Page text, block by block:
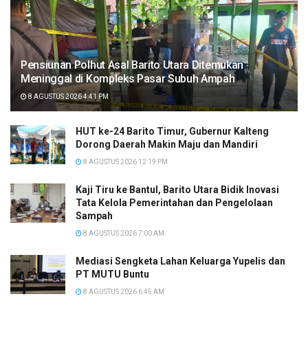
Pensiunan Polhut Asal Barito Utara Ditemukan
Meninggal di Kompleks Pasar Subuh Ampah
8 AGUSTUS 2026 4:41 PM
HUT ke-24 Barito Timur, Gubernur Kalteng
Dorong Daerah Makin Maju dan Mandiri
8 AGUSTUS 2026 12:19 PM
Kaji Tiru ke Bantul, Barito Utara Bidik Inovasi
Tata Kelola Pemerintahan dan Pengelolaan
Sampah
8 AGUSTUS 2026 7:00 AM
Mediasi Sengketa Lahan Keluarga Yupelis dan
PT MUTU Buntu
8 AGUSTUS 2026 6:45 AM